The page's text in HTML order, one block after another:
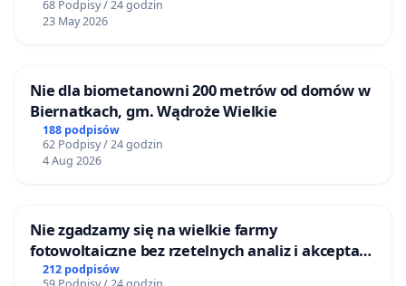
68 Podpisy / 24 godzin
23 May 2026
Nie dla biometanowni 200 metrów od domów w
Biernatkach, gm. Wądroże Wielkie
188 podpisów
62 Podpisy / 24 godzin
4 Aug 2026
Nie zgadzamy się na wielkie farmy
fotowoltaiczne bez rzetelnych analiz i akceptacji
mieszkańców
212 podpisów